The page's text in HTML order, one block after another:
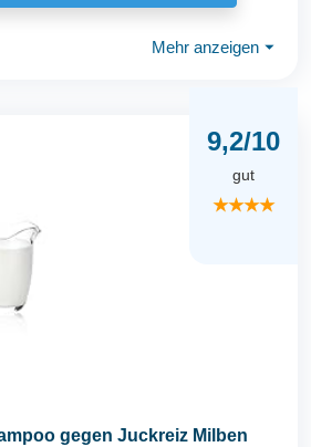
Mehr anzeigen ⏷
9,2/10
gut
★★★★
gegen Juckreiz Milben